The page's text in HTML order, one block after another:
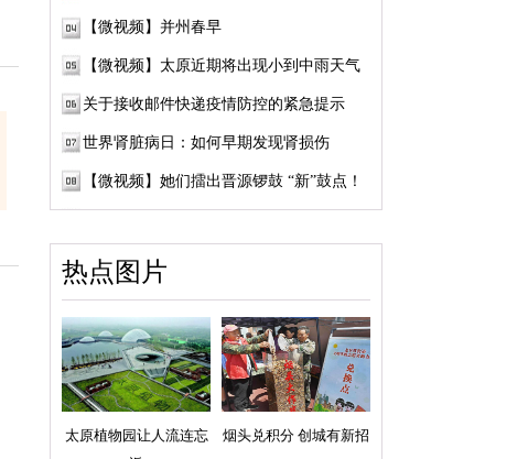
【微视频】并州春早
【微视频】太原近期将出现小到中雨天气
关于接收邮件快递疫情防控的紧急提示
世界肾脏病日：如何早期发现肾损伤
【微视频】她们擂出晋源锣鼓 “新”鼓点！
热点图片
太原植物园让人流连忘
烟头兑积分 创城有新招